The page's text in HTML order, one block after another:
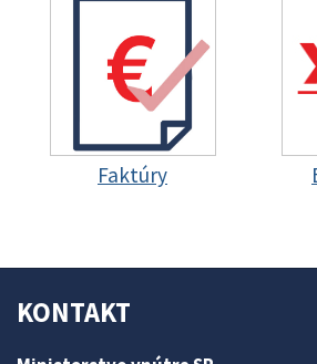
Faktúry
KONTAKT